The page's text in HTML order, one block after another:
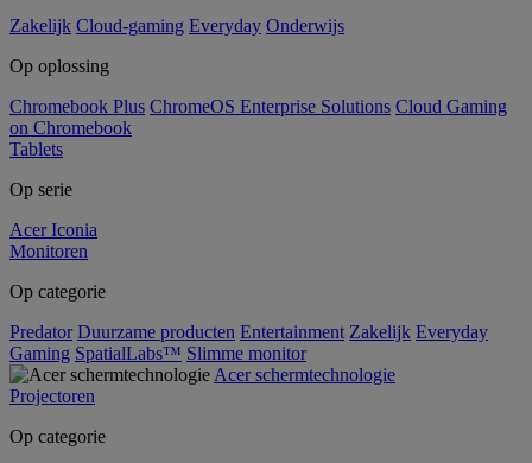
Zakelijk Cloud-gaming Everyday Onderwijs
Op oplossing
Chromebook Plus ChromeOS Enterprise Solutions Cloud Gaming
on Chromebook
Tablets
Op serie
Acer Iconia
Monitoren
Op categorie
Predator Duurzame producten Entertainment Zakelijk Everyday
Gaming SpatialLabs™ Slimme monitor
Acer schermtechnologie
Projectoren
Op categorie